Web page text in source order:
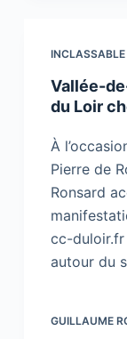
INCLASSABLE
Vallée-
du Loir
À
Pierre de
Ronsard
cc-
autour du
GUILLAUME